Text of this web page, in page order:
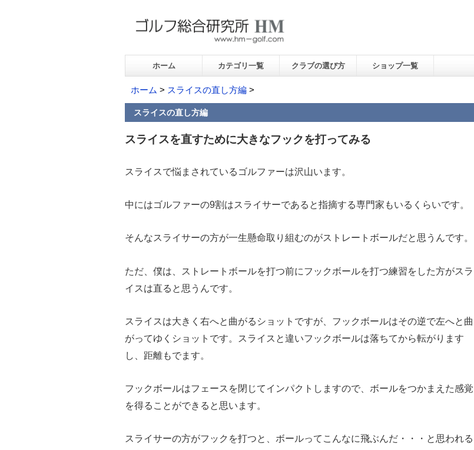
ホーム カテゴリ一覧 クラブの選び方 ショップ一覧
ホーム > スライスの直し方編 >
スライスの直し方編
スライスを直すために大きなフックを打ってみる
スライスで悩まされているゴルファーは沢山います。
中にはゴルファーの9割はスライサーであると指摘する専門家もいるくらいです。
そんなスライサーの方が一生懸命取り組むのがストレートボールだと思うんです。
ただ、僕は、ストレートボールを打つ前にフックボールを打つ練習をした方がスラ
イスは直ると思うんです。
スライスは大きく右へと曲がるショットですが、フックボールはその逆で左へと曲
がってゆくショットです。スライスと違いフックボールは落ちてから転がります
し、距離もでます。
フックボールはフェースを閉じてインパクトしますので、ボールをつかまえた感覚
を得ることができると思います。
スライサーの方がフックを打つと、ボールってこんなに飛ぶんだ・・・と思われる